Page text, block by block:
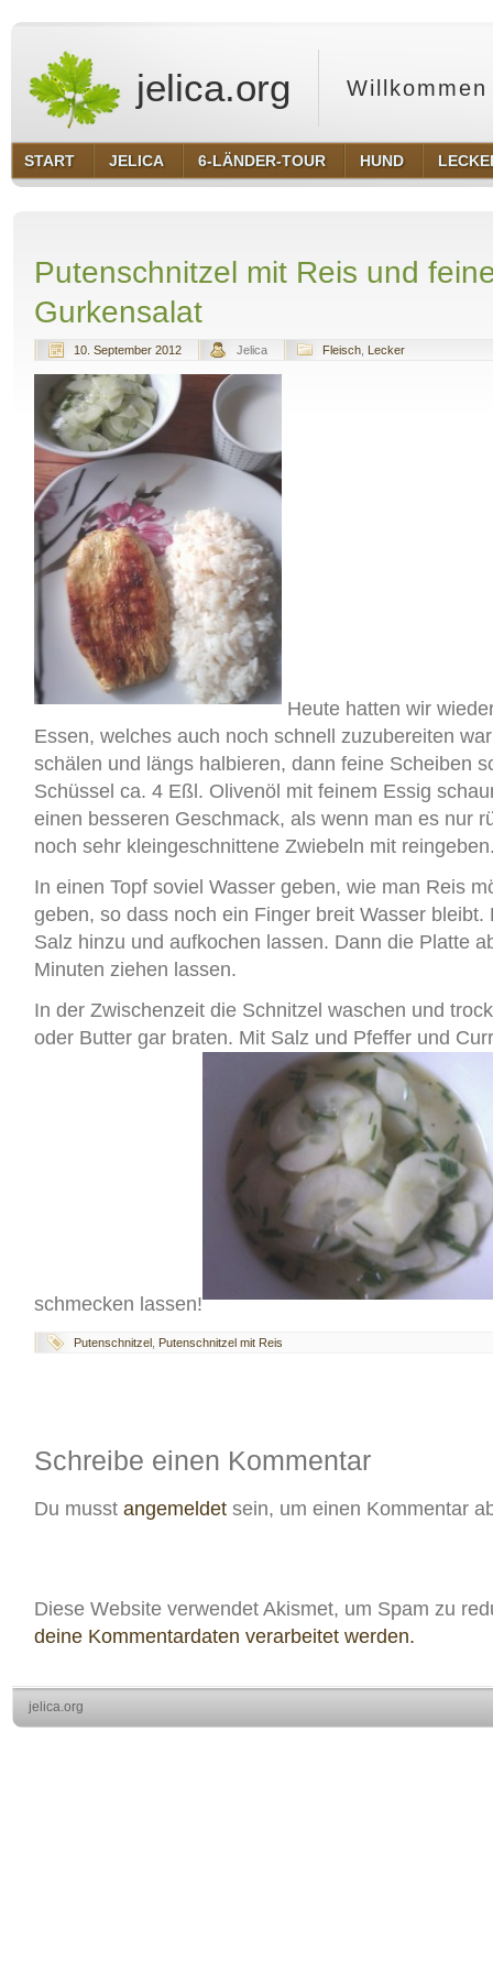
jelica.org
START JELICA 6-LÄNDER-TOUR HUND
Putenschnitzel mit Reis und
Gurkensalat
10. September 2012 Jelica Fleisch Lecker
Heute hatten wir
Essen, welches auch noch schnell zuzubereiten
schälen und längs halbieren, dann feine Scheiben
Schüssel ca. 4 Eßl. Olivenöl mit feinem Essig
einen besseren Geschmack, als wenn man es nur
noch sehr kleingeschnittene Zwiebeln mit
In einen Topf soviel Wasser geben, wie man Reis
geben, so dass noch ein Finger breit Wasser bleibt.
Salz hinzu und aufkochen lassen. Dann die Platte
Minuten ziehen lassen.
In der Zwischenzeit die Schnitzel waschen und
oder Butter gar braten. Mit Salz und Pfeffer und
schmecken lassen!
Putenschnitzel Putenschnitzel mit Reis
Schreibe einen Kommentar
Du musst angemeldet sein, um einen Kommentar
Diese Website verwendet Akismet, um Spam zu
deine Kommentardaten verarbeitet werden.
jelica.org